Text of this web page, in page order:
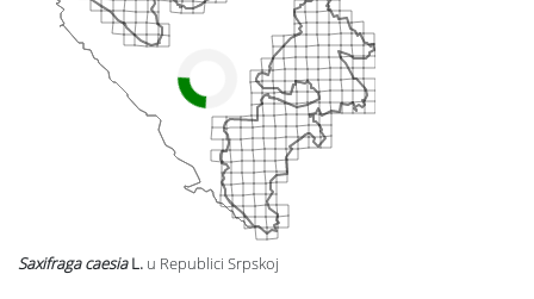
Saxifraga caesiaL. u Republici Srpskoj